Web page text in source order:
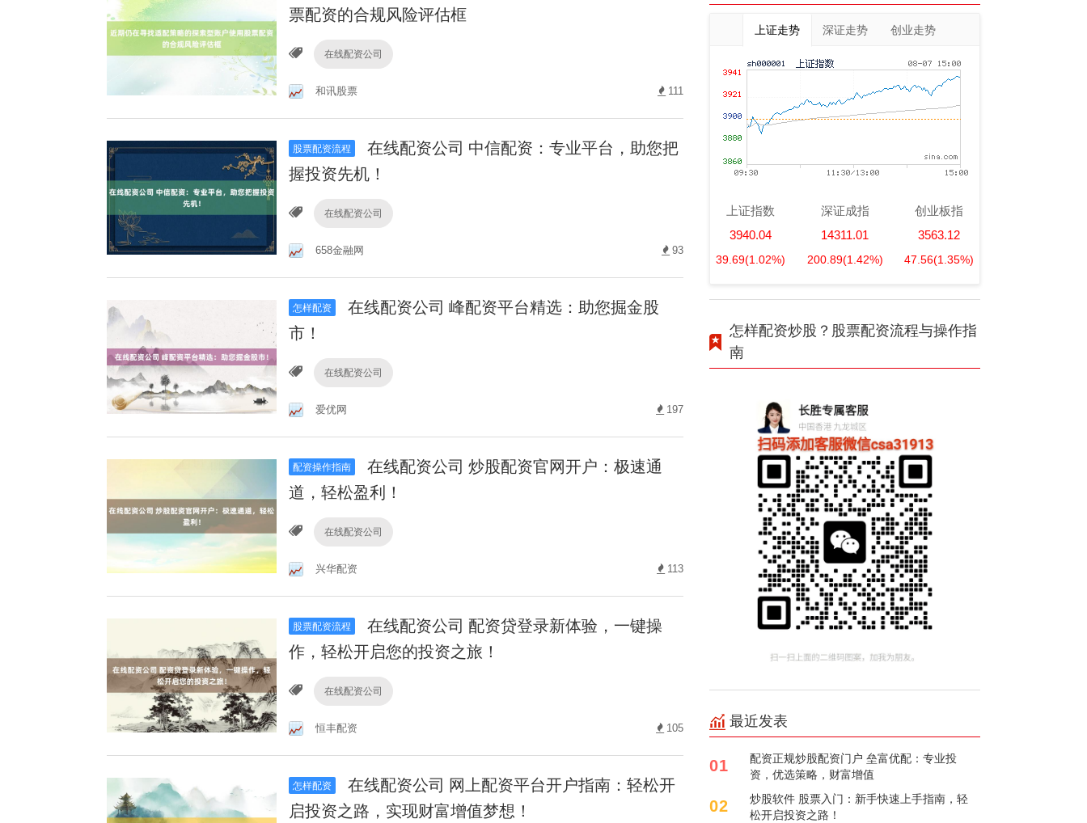
票配资的合规风险评估框
在线配资公司
和讯股票 111
股票配资流程
在线配资公司 中信配资：专业平台，助您把
握投资先机！
在线配资公司
658金融网 93
怎样配资
在线配资公司 峰配资平台精选：助您掘金股
市！
在线配资公司
爱优网 197
配资操作指南
在线配资公司 炒股配资官网开户：极速通
道，轻松盈利！
在线配资公司
兴华配资 113
股票配资流程
在线配资公司 配资贷登录新体验，一键操
作，轻松开启您的投资之旅！
在线配资公司
恒丰配资 105
怎样配资
在线配资公司 网上配资平台开户指南：轻松开
启投资之路，实现财富增值梦想！
上证走势 深证走势 创业走势
上证指数
3940.04
39.69(1.02%)
深证成指
14311.01
200.89(1.42%)
创业板指
3563.12
47.56(1.35%)
怎样配资炒股？股票配资流程与操作指
南
最近发表
01
配资正规炒股配资门户 垒富优配：专业投
资，优选策略，财富增值
02
炒股软件 股票入门：新手快速上手指南，轻
松开启投资之路！